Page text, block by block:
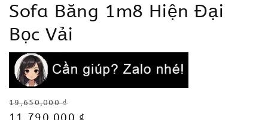
Sofa Băng 1m8 Hiện Đại
Bọc Vải
Regular
19,650,000 ₫